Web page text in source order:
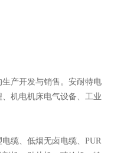
产开发与销售。安耐特电
机电机床电气设备、工业
缆、低烟无卤电缆、PUR